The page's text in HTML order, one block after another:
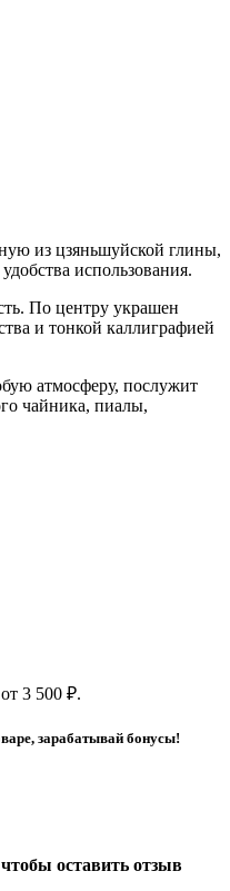
из цзяньшуйской глины,
использования.
По центру украшен
и тонкой каллиграфией
атмосферу, послужит
чайника, пиалы,
3 500 ₽.
зарабатывай бонусы!
чтобы оставить отзыв